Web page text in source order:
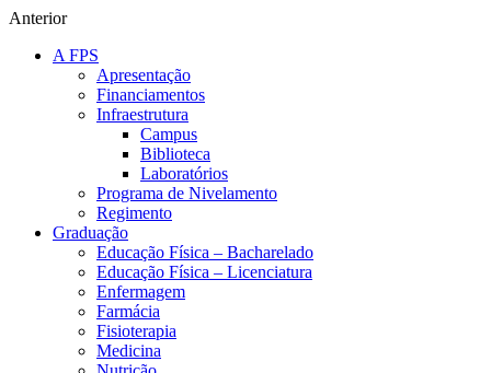
Anterior
A FPS
Apresentação
Financiamentos
Infraestrutura
Campus
Biblioteca
Laboratórios
Programa de Nivelamento
Regimento
Graduação
Educação Física – Bacharelado
Educação Física – Licenciatura
Enfermagem
Farmácia
Fisioterapia
Medicina